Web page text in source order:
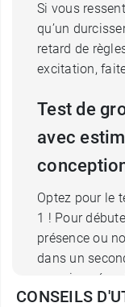
Si vous
qu’un
retard de
excitation,
Test de
avec
Optez pour le
1 ! Pour
présence ou
dans un
semaines
semaines, 2 à
CONSEILS